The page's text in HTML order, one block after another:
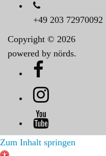
+49 203 72970092
Copyright © 2026
powered by nörds.
Zum Inhalt springen